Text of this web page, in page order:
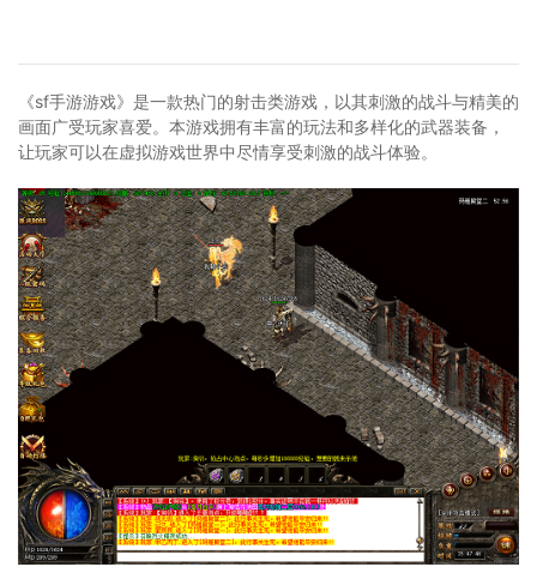
《sf手游游戏》是一款热门的射击类游戏，以其刺激的战斗与精美的
画面广受玩家喜爱。本游戏拥有丰富的玩法和多样化的武器装备，
让玩家可以在虚拟游戏世界中尽情享受刺激的战斗体验。